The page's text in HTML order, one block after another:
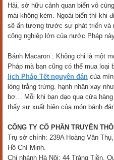
Hải, sở hữu cảnh quan biển vô
mái không kém. Ngoài biển thì khi
sẽ ấn tượng trước sự phát triển và
công nghiệp lớn của nước Pháp
Bánh Macaron : Không chỉ là một
Pháp mà bạn cũng có thể mua loại
lịch Pháp Tết nguyên đán của
lòng trắng trứng. hạnh nhân xay
bơ… Mỗi khi bạn dạo qua cửa
thấy sự xuất hiện của món bánh
CÔNG TY CỔ PHẦN TRUYỀN
Trụ sở chính: 239A Hoàng Văn
Hồ Chí Minh.
Chi nhánh Hà Nội: 44 Tràng Tiền,